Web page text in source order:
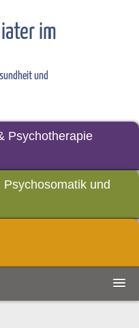
im
und
Psychotherapie
und